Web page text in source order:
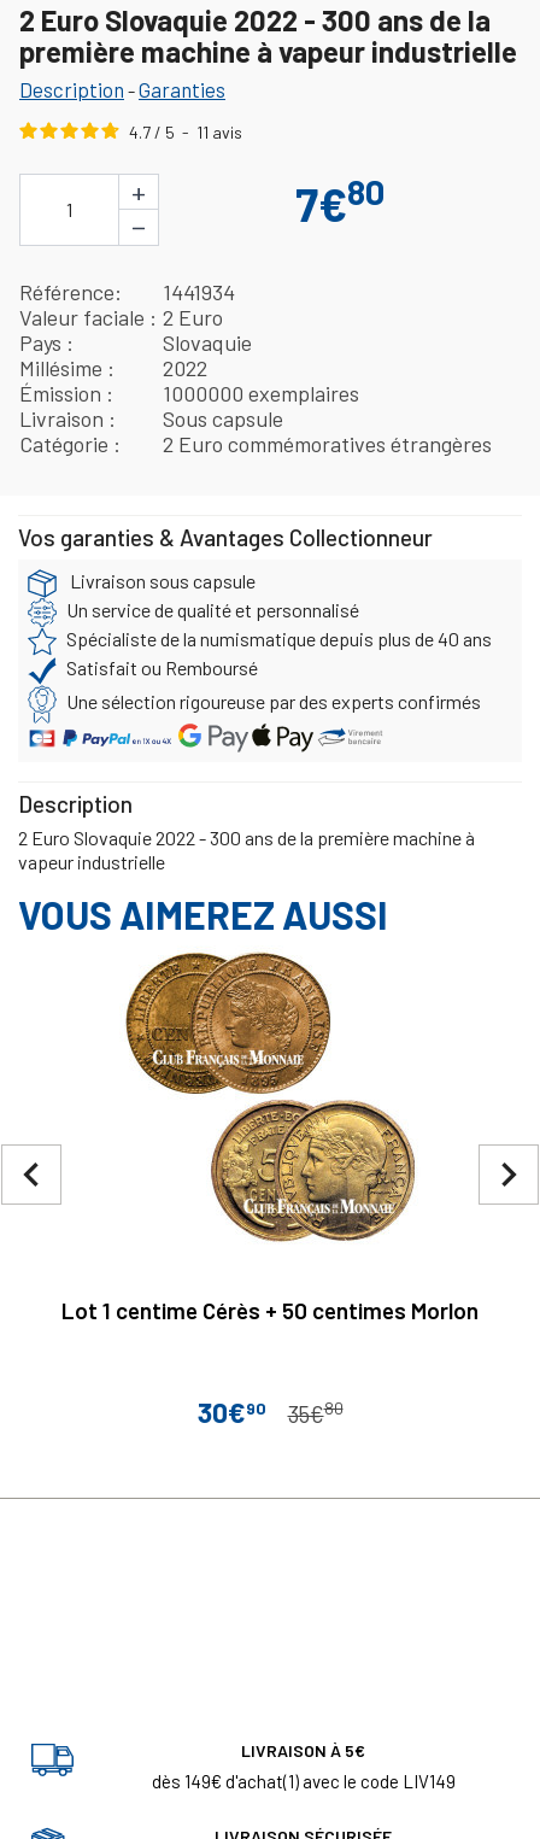
2 Euro Slovaquie 2022 - 300 ans de la
première machine à vapeur industrielle
Description -Garanties
4.7/ 5 - 11 avis
1
+
−
7€80
Référence
1441934
Valeur faciale
2 Euro
Pays
Slovaquie
Millésime
2022
Émission
1000000 exemplaires
Livraison
Sous capsule
Catégorie
2 Euro commémoratives étrangères
Vos garanties & Avantages Collectionneur
Livraison sous capsule
Un service de qualité et personnalisé
Spécialiste de la numismatique depuis plus de 40 ans
Satisfait ou Remboursé
Une sélection rigoureuse par des experts confirmés
Description
2 Euro Slovaquie 2022 - 300 ans de la première machine à
vapeur industrielle
VOUS AIMEREZ AUSSI
Lot 1 centime Cérès + 50 centimes Morlon
Prix
30€90 Prix de base
35€80
navigate_next
navigate_before
LIVRAISON À 5€
dès 149€ d'achat(1) avec le code LIV149